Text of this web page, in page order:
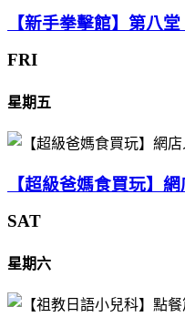
【新手拳擊館】第八
FRI
星期五
【超級爸媽食買玩】
SAT
星期六